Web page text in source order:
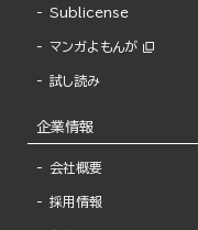
Sublicense
マンガよもんが
試し読み
企業情報
会社概要
採用情報